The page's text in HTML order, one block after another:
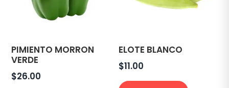
PIMIENTO MORRON
VERDE
$26.00
ELOTE BLANCO
$11.00